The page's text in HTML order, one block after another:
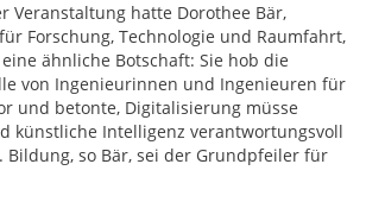
Veranstaltung hatte Dorothee Bär,
Forschung, Technologie und Raumfahrt,
ähnliche Botschaft: Sie hob die
von Ingenieurinnen und Ingenieuren für
und betonte, Digitalisierung müsse
künstliche Intelligenz verantwortungsvoll
Bildung, so Bär, sei der Grundpfeiler für